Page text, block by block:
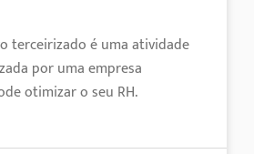
terceirizado é uma atividade
por uma empresa
otimizar o seu RH.